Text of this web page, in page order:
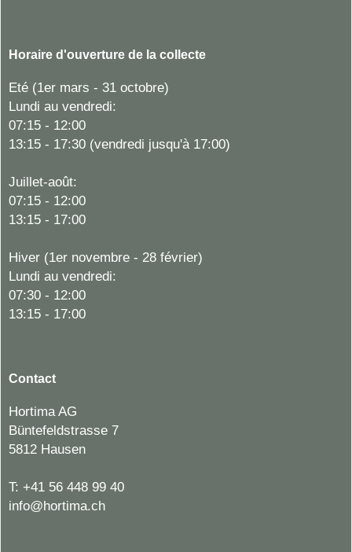
Horaire d'ouverture de la collecte
Eté (1er mars - 31 octobre)
Lundi au vendredi:
07:15 - 12:00
13:15 - 17:30 (vendredi jusqu'à 17:00)
Juillet-août:
07:15 - 12:00
13:15 - 17:00
Hiver (1er novembre - 28 février)
Lundi au vendredi:
07:30 - 12:00
13:15 - 17:00
Contact
Hortima AG
Büntefeldstrasse 7
5812 Hausen
T: +41 56 448 99 40
info@hortima.ch